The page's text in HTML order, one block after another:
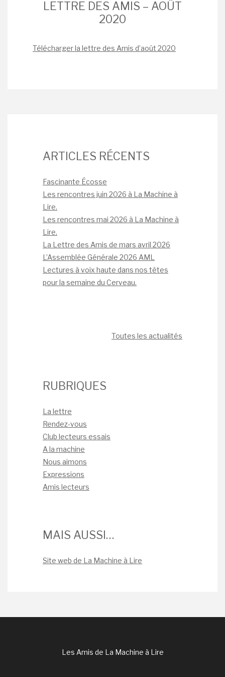
LETTRE DES AMIS – AOÛT
2020
Télécharger la lettre des Amis d’août 2020
ARTICLES RÉCENTS
Fascinante Écosse
Les rencontres juin 2026 à La Machine à
Lire.
Les rencontres mai 2026 à La Machine à
Lire.
La Lettre des Amis de mars avril 2026
L’Assemblée Générale 2026 AML
Lectures à voix haute dans nos têtes
pour la semaine du Cerveau.
Toutes les actualités
RUBRIQUES
La lettre
Rendez-vous
Club lecteurs essais
A la machine
Nous aimons
Expressions
Amis lecteurs
MAIS AUSSI…
Site web de La Machine à Lire
Les Amis de La Machine à Lire